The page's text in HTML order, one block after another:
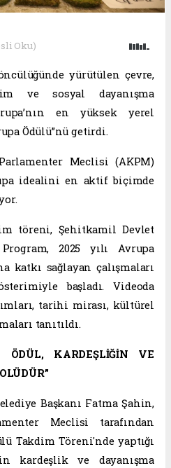
Oku)
yürütülen çevre,
ve sosyal dayanışma
en yüksek yerel
Ödülü”nü getirdi.
Meclisi (AKPM)
idealini en aktif biçimde
töreni, Şehitkamil Devlet
Program, 2025 yılı Avrupa
katkı sağlayan çalışmaları
başladı. Videoda
tarihi mirası, kültürel
tanıtıldı.
KARDEŞLİĞİN VE
Başkanı Fatma Şahin,
Meclisi tarafından
Takdim Töreni'nde yaptığı
kardeşlik ve dayanışma